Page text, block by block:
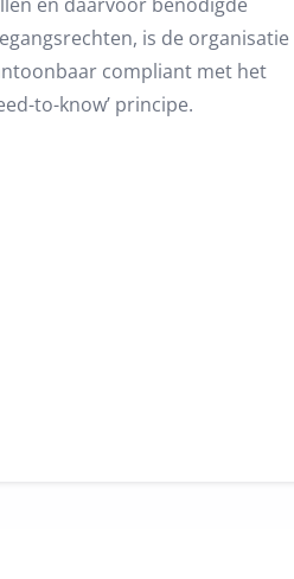
is de organisatie
compliant met het
to-know’ principe.